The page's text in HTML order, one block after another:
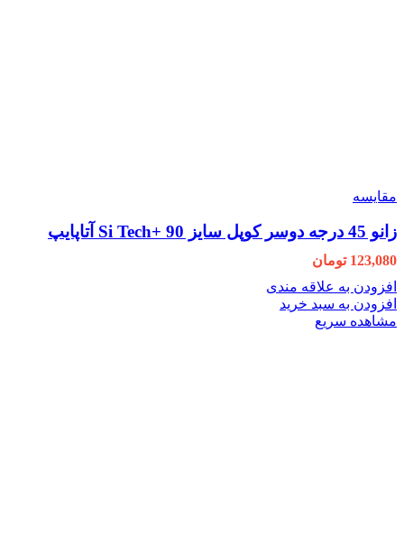
مقایسه
زانو 45 درجه دوسر کوپل سایز 90 +Si Tech آتاپایپ
123,080 تومان
افزودن به علاقه مندی
افزودن به سبد خرید
مشاهده سریع